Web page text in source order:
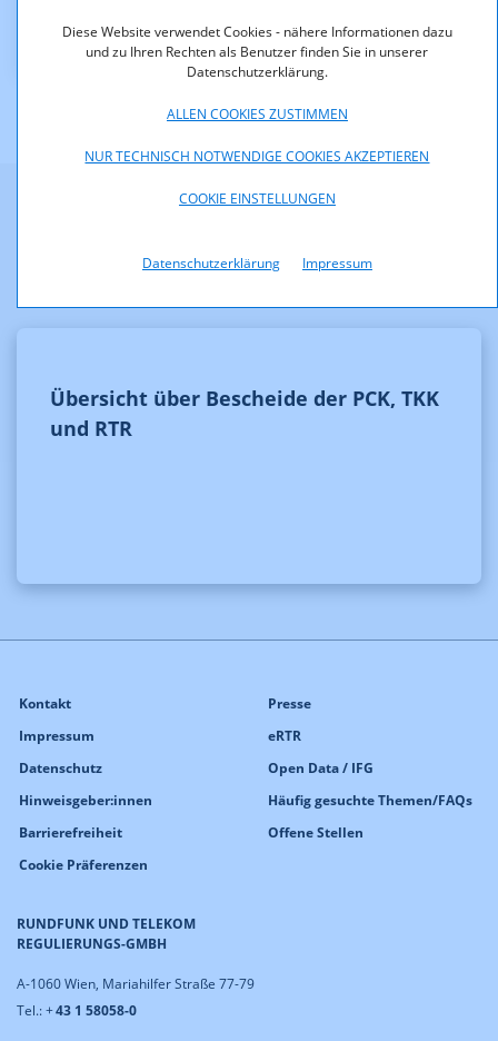
Diese Website verwendet Cookies - nähere Informationen dazu
und zu Ihren Rechten als Benutzer finden Sie in unserer
Datenschutzerklärung.
ALLEN COOKIES ZUSTIMMEN
NUR TECHNISCH NOTWENDIGE COOKIES AKZEPTIEREN
COOKIE EINSTELLUNGEN
Datenschutzerklärung Impressum
Bescheid_G_05_02-7.pdf (pdf, 679,5 KB)
Übersicht über Bescheide der PCK, TKK
und RTR
RUNDFUNK UND TELEKOM
REGULIERUNGS-GMBH
A-1060 Wien, Mariahilfer Straße 77-79
Tel.: +43 1 58058-0
Kontakt
Impressum
Datenschutz
Hinweisgeber:innen
Barrierefreiheit
Cookie Präferenzen
Presse
eRTR
Open Data / IFG
Häufig gesuchte Themen/FAQs
Offene Stellen